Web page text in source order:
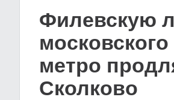
Филевскую
московского
метро
Сколково